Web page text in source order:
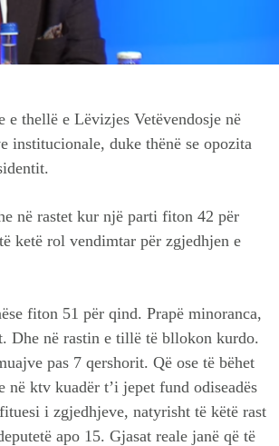
thellë e Lëvizjes Vetëvendosje në
institucionale, duke thënë se opozita
në rastet kur një parti fiton 42 për
ketë rol vendimtar për zgjedhjen e
fiton 51 për qind. Prapë minoranca,
Dhe në rastin e tillë të bllokon kurdo.
pas 7 qershorit. Që ose të bëhet
në ktv kuadër t’i jepet fund odiseadës
i zgjedhjeve, natyrisht të këtë rast
apo 15. Gjasat reale janë që të